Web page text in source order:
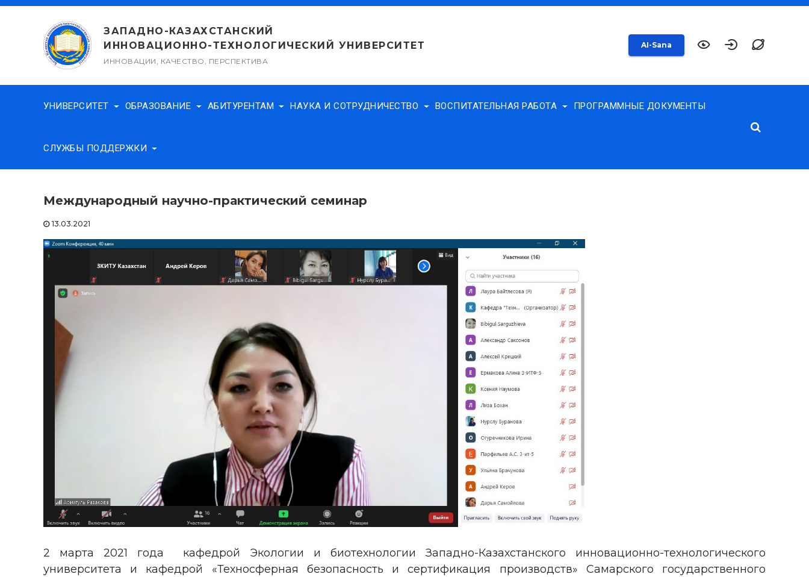
Перейти
содержимому
ЗАПАДНО-КАЗАХСТАНСКИЙ
ИННОВАЦИОННО-ТЕХНОЛОГИЧЕСКИЙ УНИВЕРСИТЕТ
ИННОВАЦИИ, КАЧЕСТВО, ПЕРСПЕКТИВА
AI-Sana
УНИВЕРСИТЕТ ОБРАЗОВАНИЕ АБИТУРЕНТАМ НАУКА И СОТРУДНИЧЕСТВО ВОСПИТАТЕЛЬНАЯ РАБОТА ПРОГРАММНЫЕ ДОКУМЕНТЫ
СЛУЖБЫ ПОДДЕРЖКИ
Международный научно-практический семинар
13.03.2021
2 марта 2021 года кафедрой Экологии и биотехнологии Западно-Казахстанского инновационно-технологического
университета и кафедрой «Техносферная безопасность и сертификация производств» Самарского государственного